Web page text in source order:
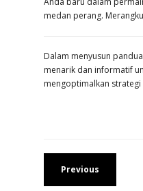
medan perang.
Dalam menyusun
menarik dan informatif
mengoptimalkan
Previous